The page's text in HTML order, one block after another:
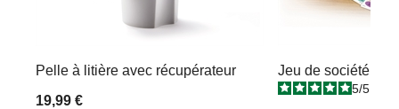
Pelle à litière avec récupérateur
19,99 €
Jeu de société
5/5